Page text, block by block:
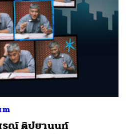
รณ์ ติปยานนท์
LINE EMAIL